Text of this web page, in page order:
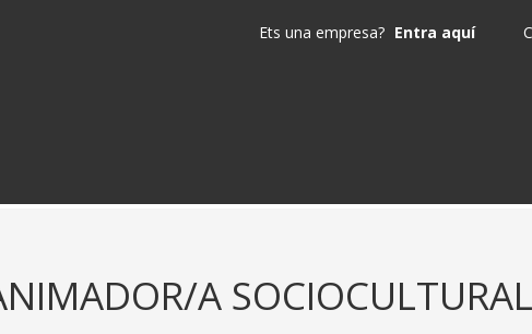
Ets una empresa? Entra aquí
A SOCIOCULTURAL